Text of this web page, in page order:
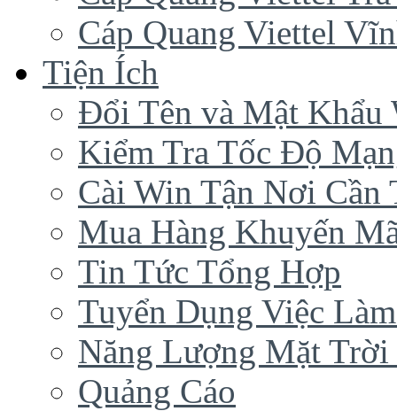
Cáp Quang Viettel
Tiện Ích
Đổi Tên và Mật Khẩu
Kiểm Tra Tốc Độ
Cài Win Tận Nơi Cần
Mua Hàng Khuyến
Tin Tức Tổng Hợp
Tuyển Dụng Việc
Năng Lượng Mặt
Quảng Cáo